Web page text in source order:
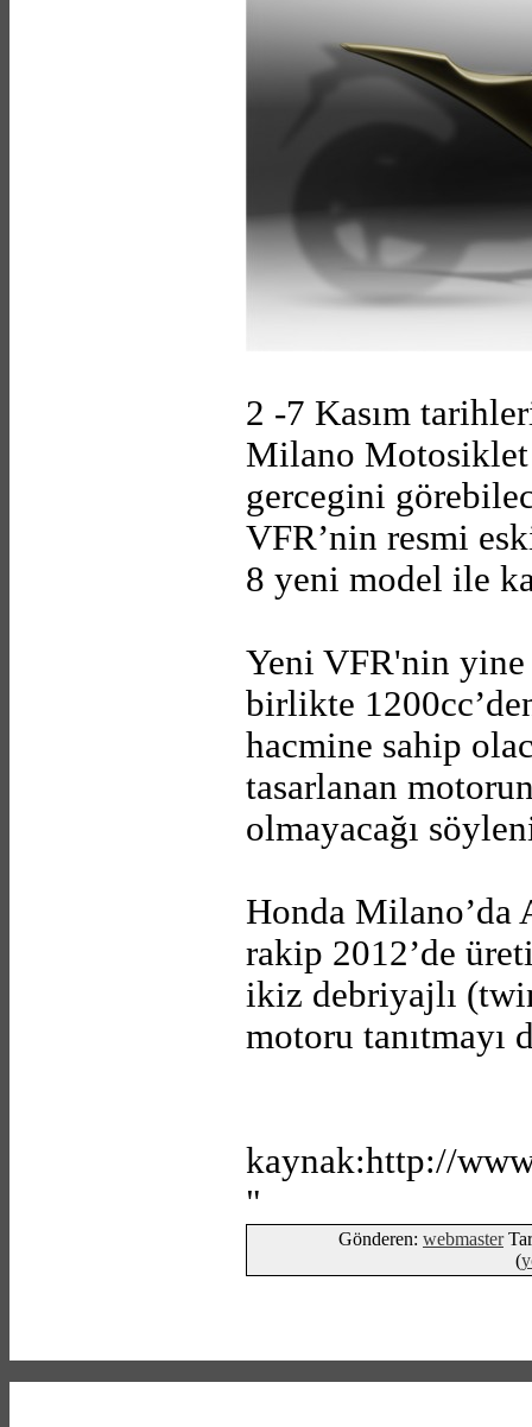
2 -7 Kasım
Milano Motosiklet
gercegini
VFR’nin resmi
8 yeni model ile
Yeni VFR'nin
birlikte
hacmine sahip
tasarlanan
olmayacağı
Honda Milano’da
rakip 2012’de
ikiz debriyajlı
motoru tanıtmayı
kaynak:http://
"
Gönderen: webmaster
(